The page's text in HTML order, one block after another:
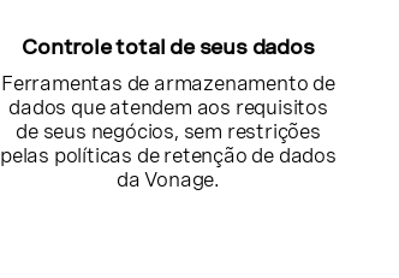
Controle total de seus dados
Ferramentas de armazenamento de
dados que atendem aos requisitos
de seus negócios, sem restrições
pelas políticas de retenção de dados
da Vonage.